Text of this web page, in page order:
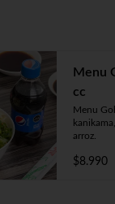
Menu
cc
Menu
arroz.
$8.990